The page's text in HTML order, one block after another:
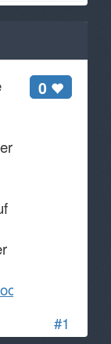
#1
0